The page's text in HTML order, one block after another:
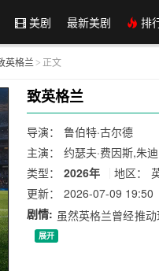
美剧 最新美剧 排
英格兰 > 正文
致英格兰
导演：
鲁伯特·古尔德
主演：
约瑟夫·费因斯,朱
尼尔·瑞恩,大卫·希尔兹,亚
类型： 2026年 地区：
更新：
2026-07-09 19:50
剧情: 虽然英格兰曾经推
展开